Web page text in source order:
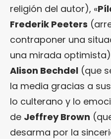
religión del autor), «
Frederik Peeters
contraponer una
una mirada
Alison Bechdel (que
la media gracias a
lo culterano y lo
de Jeffrey Brown
desarma por la